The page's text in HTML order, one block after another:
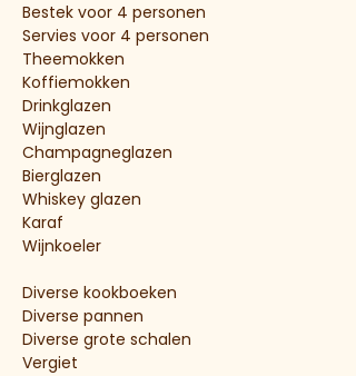
Bestek voor 4 personen
Servies voor 4 personen
Theemokken
Koffiemokken
Drinkglazen
Wijnglazen
Champagneglazen
Bierglazen
Whiskey glazen
Karaf
​Wijnkoeler
Diverse kookboeken
Diverse pannen
Diverse grote schalen
Vergiet